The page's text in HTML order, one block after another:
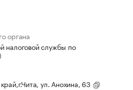
органа
налоговой службы по
ул. Анохина, 63